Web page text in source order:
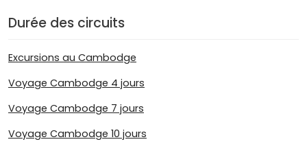
Durée des circuits
Excursions au Cambodge
Voyage Cambodge 4 jours
Voyage Cambodge 7 jours
Voyage Cambodge 10 jours